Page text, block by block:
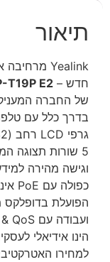
תיאור
חדש – T19P E2
של החברה
5 שורות תצוגה
וגישה מהירה
הינו אידיאלי
למחירו